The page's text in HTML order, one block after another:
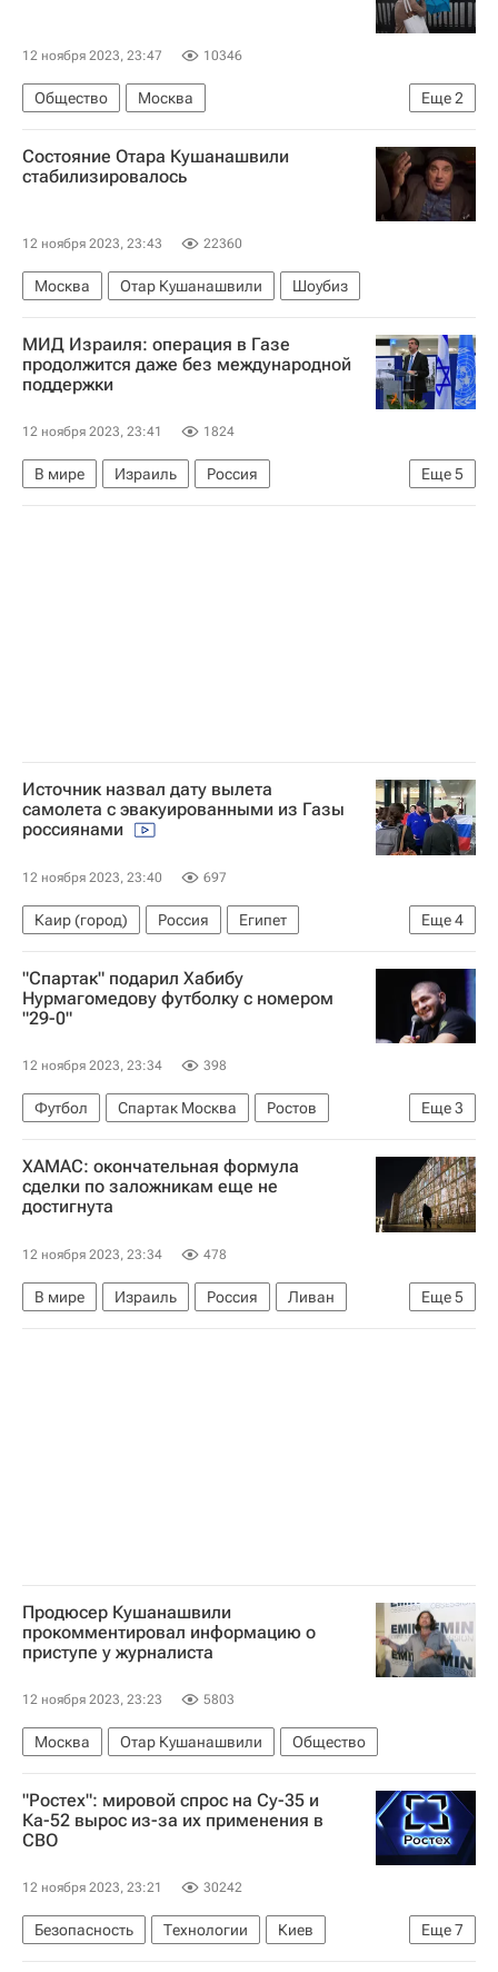
12 ноября 2023, 23:47 10346
Еще2
Общество
Москва
МЧС России (Министерство РФ по делам гражданской обороны, чрезвычайным ситуациям и ликвидации последствий стихийных бедствий)
Гидрометцентр
Состояние Отара Кушанашвили
стабилизировалось
12 ноября 2023, 23:43 22360
Москва Отар Кушанашвили Шоубиз
МИД Израиля: операция в Газе
продолжится даже без международной
поддержки
12 ноября 2023, 23:41 1824
Еще5
В мире Израиль
Россия
Восточный Иерусалим
Владимир Путин
Источник назвал дату вылета
самолета с эвакуированными из Газы
россиянами
12 ноября 2023, 23:40 697
Еще4
Каир (город) Россия
Египет
МЧС России (Министерство РФ по делам гражданской обороны, чрезвычайным ситуациям и ликвидации последствий стихийных бедствий)
РАФ
Ил-76
"Спартак" подарил Хабибу
Нурмагомедову футболку с номером
"29-0"
12 ноября 2023, 23:34 398
Еще3
Футбол Спартак Москва
Ростов
Хабиб Нурмагомедов
UFC
Абдулманап Нурмагомедов
ХАМАС: окончательная формула
сделки по заложникам еще не
достигнута
12 ноября 2023, 23:34 478
Еще5
В мире Израиль Россия
Ливан
Владимир Путин
Биньямин Нетаньяху
Продюсер Кушанашвили
прокомментировал информацию о
приступе у журналиста
12 ноября 2023, 23:23 5803
Москва Отар Кушанашвили Общество
"Ростех": мировой спрос на Су-35 и
Ка-52 вырос из-за их применения в
СВО
12 ноября 2023, 23:21 30242
Еще7
Безопасность Технологии
Киев
Россия
Владимир Артяков Ростех